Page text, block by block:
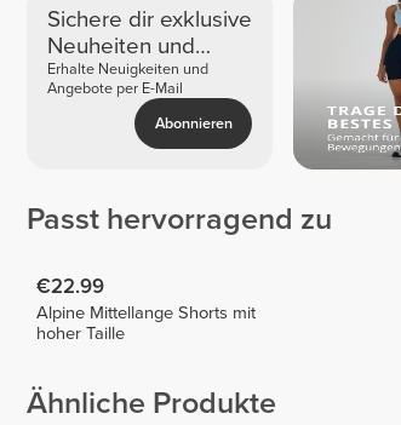
Sichere dir exklusive
Neuheiten und
Angebote
Erhalte Neuigkeiten und
Angebote per E-Mail
Abonnieren
Passt hervorragend zu
€22.99
Alpine Mittellange Shorts mit
hoher Taille
Ähnliche Produkte